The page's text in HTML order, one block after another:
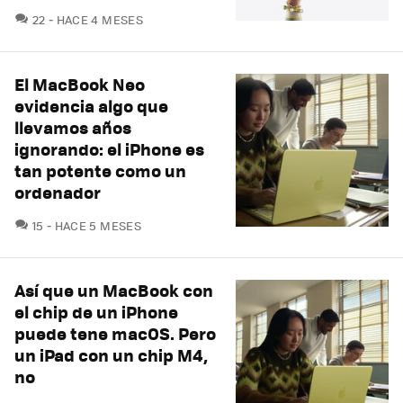
22 COMENTARIOS
HACE 4 MESES
El MacBook Neo
evidencia algo que
llevamos años
ignorando: el iPhone es
tan potente como un
ordenador
15 COMENTARIOS
HACE 5 MESES
Así que un MacBook con
el chip de un iPhone
puede tene macOS. Pero
un iPad con un chip M4,
no